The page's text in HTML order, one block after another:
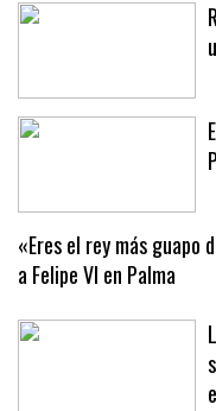
«Eres el rey más guapo
a Felipe VI en Palma